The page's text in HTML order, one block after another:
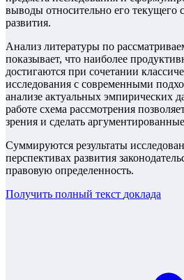
выводы относительно его текущего
развития.
Анализ литературы по
показывает, что наиболее
достигаются при сочетании
исследования с современными
анализе актуальных эмпирических
работе схема рассмотрения
зрения и сделать
Суммируются результаты
перспективах развития
правовую определенность.
Получить полный текст доклада